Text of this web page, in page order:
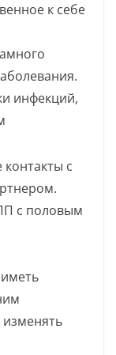
к себе
инфекций,
с
с половым